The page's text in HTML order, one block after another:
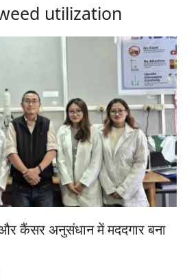
utilization
कैंसर अनुसंधान में मददगार बना